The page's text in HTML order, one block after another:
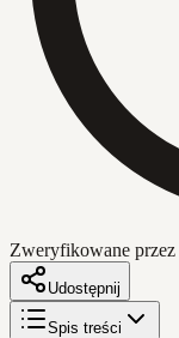
Zweryfikowane przez
Udostępnij
Spis treści